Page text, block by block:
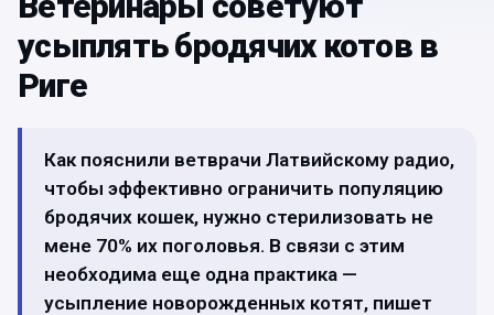
усыплять бродячих котов в
Риге
Как пояснили ветврачи Латвийскому радио,
чтобы эффективно ограничить популяцию
бродячих кошек, нужно стерилизовать не
мене 70% их поголовья. В связи с этим
необходима еще одна практика —
усыпление новорожденных котят, пишет